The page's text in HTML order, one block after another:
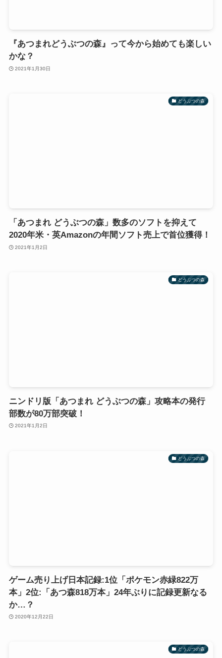
『あつまれどうぶつの森』って今から始めても楽しい
かな？
2021年1月30日
どうぶつの森
「あつまれ どうぶつの森」数多のソフトを抑えて
2020年米・英Amazonの年間ソフト売上で首位獲得！
2021年1月2日
どうぶつの森
ニンドリ版「あつまれ どうぶつの森」攻略本の発行
部数が80万部突破！
2021年1月2日
どうぶつの森
ゲーム売り上げ日本記録:1位「ポケモン赤緑822万
本」2位:「あつ森818万本」24年ぶりに記録更新なる
か…？
2020年12月22日
どうぶつの森